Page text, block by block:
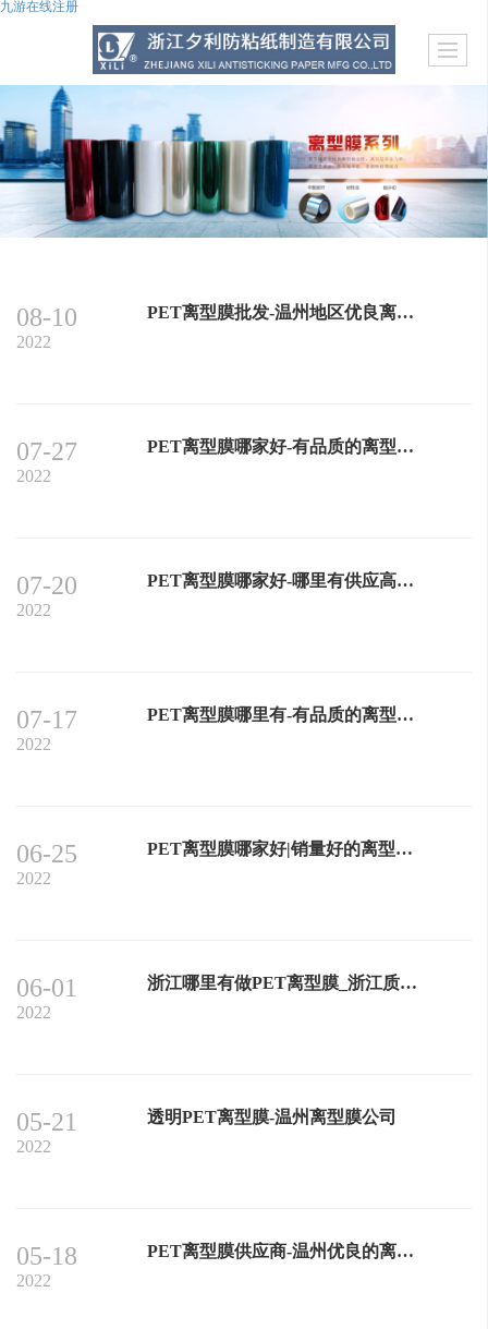
九游在线注册
08-10
2022
PET离型膜批发-温州地区优良离型膜
07-27
2022
PET离型膜哪家好-有品质的离型膜供应
07-20
2022
PET离型膜哪家好-哪里有供应高质量的离型膜
07-17
2022
PET离型膜哪里有-有品质的离型膜生产厂家推荐
06-25
2022
PET离型膜哪家好|销量好的离型膜，浙江夕利公司提供
06-01
2022
浙江哪里有做PET离型膜_浙江质量好的离型膜上哪买
05-21
2022
透明PET离型膜-温州离型膜公司
05-18
2022
PET离型膜供应商-温州优良的离型膜供应